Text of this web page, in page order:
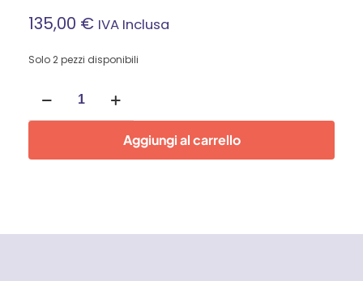
135,00 € IVA Inclusa
Solo 2 pezzi disponibili
ventosa
mm
Aggiungi al carrello